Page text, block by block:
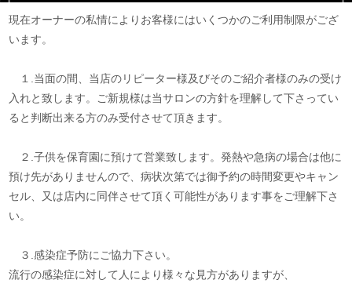
現在オーナーの私情によりお客様にはいくつかのご利用制限がござ
います。
１.当面の間、当店のリピーター様及びそのご紹介者様のみの受け
入れと致します。ご新規様は当サロンの方針を理解して下さってい
ると判断出来る方のみ受付させて頂きます。
２.子供を保育園に預けて営業致します。発熱や急病の場合は他に
預け先がありませんので、病状次第では御予約の時間変更やキャン
セル、又は店内に同伴させて頂く可能性があります事をご理解下さ
い。
３.感染症予防にご協力下さい。
流行の感染症に対して人により様々な見方がありますが、